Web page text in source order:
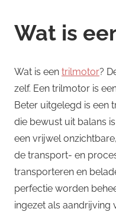
Wat is
Wat is een trilmotor?
zelf. Een trilmotor is
Beter uitgelegd is een
die bewust uit balans
een vrijwel
de transport- en
transporteren en
perfectie worden
ingezet als aandrijving